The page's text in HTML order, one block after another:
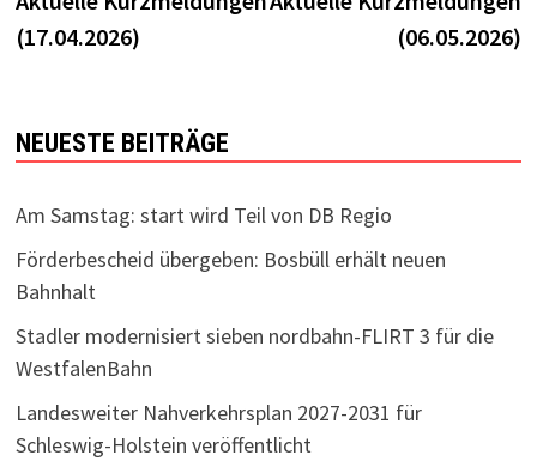
(17.04.2026)
(06.05.2026)
NEUESTE BEITRÄGE
Am Samstag: start wird Teil von DB Regio
Förderbescheid übergeben: Bosbüll erhält neuen
Bahnhalt
Stadler modernisiert sieben nordbahn-FLIRT 3 für die
WestfalenBahn
Landesweiter Nahverkehrsplan 2027-2031 für
Schleswig-Holstein veröffentlicht